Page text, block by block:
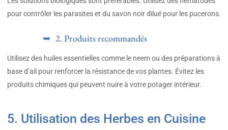
pour contrôler les parasites et du savon noir dilué pour les pucerons.
2. Produits recommandés
Utilisez des huiles essentielles comme le neem ou des préparations à
base d’ail pour renforcer la résistance de vos plantes. Évitez les
produits chimiques qui peuvent nuire à votre potager intérieur.
5. Utilisation des Herbes en Cuisine